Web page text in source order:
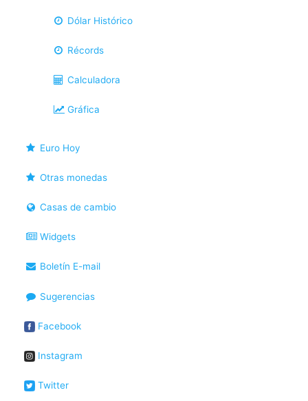
Dólar Histórico
Récords
Calculadora
Gráfica
Euro Hoy
Otras monedas
Casas de cambio
Widgets
Boletín E-mail
Sugerencias
Facebook
Instagram
Twitter